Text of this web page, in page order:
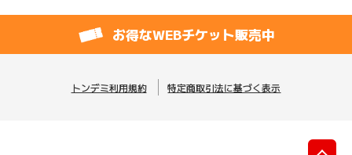
お得なWEBチケット販売中
トンデミ利用規約 特定商取引法に基づく表示